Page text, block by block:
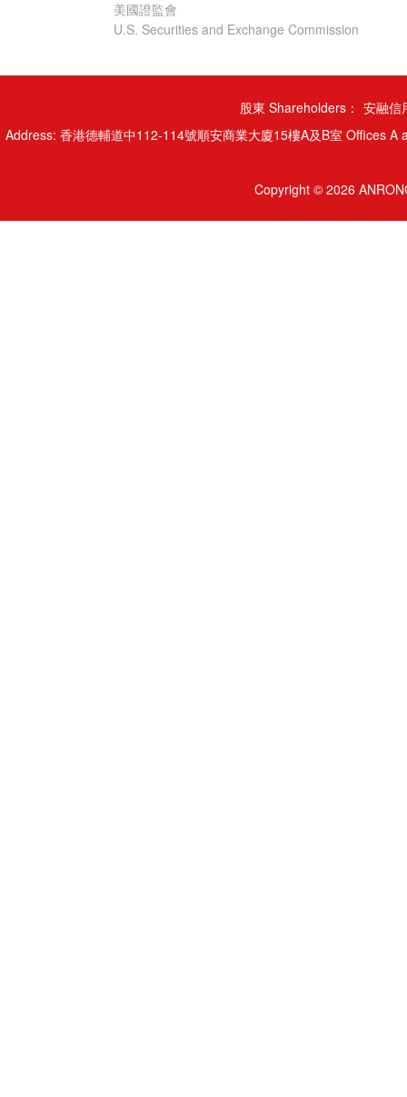
美國證監會
U.S. Securities and Exchange Commission
股東 Shareholders： 安融信
Address: 香港德輔道中112-114號順安商業大廈15樓A及B室 Offices
Copyright © 2026